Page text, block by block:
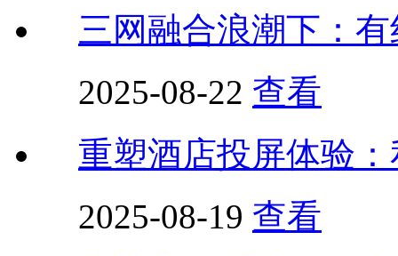
三网融合浪潮下：
2025-08-22 查看
重塑酒店投屏体验
2025-08-19 查看